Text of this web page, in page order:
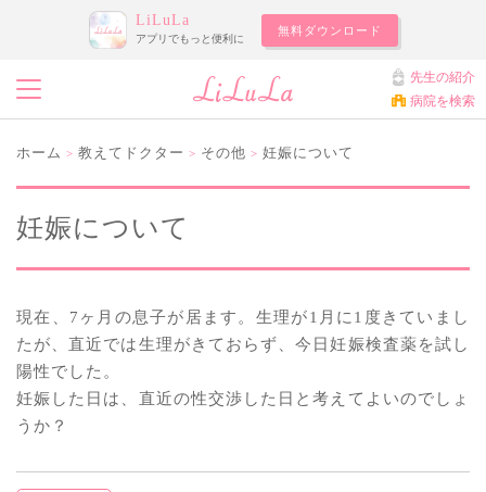
LiLuLa
アプリでもっと便利に
無料ダウンロード
先生の紹介
病院を検索
ホーム > 教えてドクター > その他 > 妊娠について
妊娠について
現在、7ヶ月の息子が居ます。生理が1月に1度きていまし
たが、直近では生理がきておらず、今日妊娠検査薬を試し
陽性でした。
妊娠した日は、直近の性交渉した日と考えてよいのでしょ
うか？